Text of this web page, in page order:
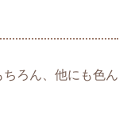
ろん、他にも色ん